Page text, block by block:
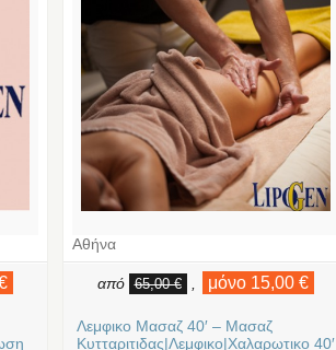
Αθήνα
από 65,00 € , μόνο 15,00 €
Λεμφικο Μασαζ 40′ – Μασαζ
Κυτταριτιδας|Λεμφικο|Χαλαρωτικο 40′